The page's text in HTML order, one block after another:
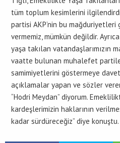
tüm toplum kesimlerini
partisi AKP’nin bu mağduriyetleri
vermemiz, mümkün değildir.
yaşa takılan vatandaşlarımızın
vaatte bulunan muhalefet
samimiyetlerini göstermeye
açıklamalar yapan ve sözler
“Hodri Meydan” diyorum.
kardeşlerimizin haklarının
kadar sürdüreceğiz” diye konuştu.